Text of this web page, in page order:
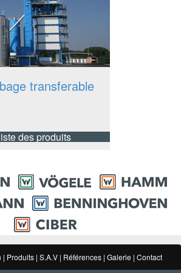
transferable
des produits
| Produits| S.A.V| Références| Galerie | Contact